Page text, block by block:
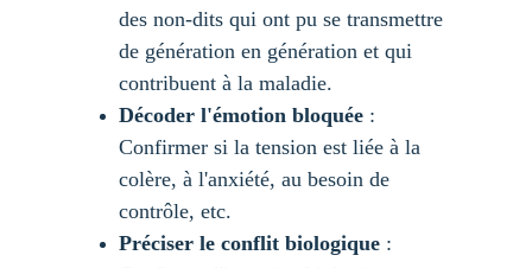
des non-dits qui ont pu se transmettre
de génération en génération et qui
contribuent à la maladie.
Décoder l'émotion bloquée :
Confirmer si la tension est liée à la
colère, à l'anxiété, au besoin de
contrôle, etc.
Préciser le conflit biologique :